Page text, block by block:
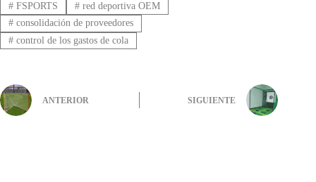
#FSPORTS #red deportiva OEM
#consolidación de proveedores
#control de los gastos de cola
ANTERIOR SIGUIENTE